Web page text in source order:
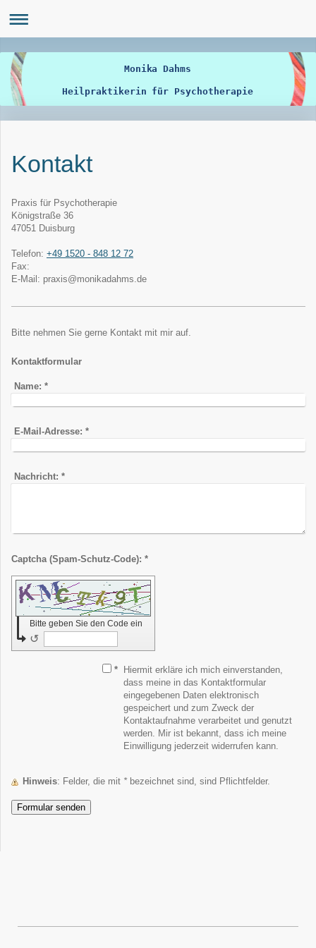
Monika Dahms
Heilpraktikerin für Psychotherapie
Kontakt
Praxis für Psychotherapie
Königstraße 36
47051 Duisburg
Telefon: +49 1520 - 848 12 72
Fax:
E-Mail: praxis@monikadahms.de
Bitte nehmen Sie gerne Kontakt mit mir auf.
Kontaktformular
Name: *
E-Mail-Adresse: *
Nachricht: *
Captcha (Spam-Schutz-Code): *
Bitte geben Sie den Code ein
↺
*
Hiermit erkläre ich mich einverstanden,
dass meine in das Kontaktformular
eingegebenen Daten elektronisch
gespeichert und zum Zweck der
Kontaktaufnahme verarbeitet und genutzt
werden. Mir ist bekannt, dass ich meine
Einwilligung jederzeit widerrufen kann.
Hinweis : Felder, die mit *bezeichnet sind, sind Pflichtfelder.